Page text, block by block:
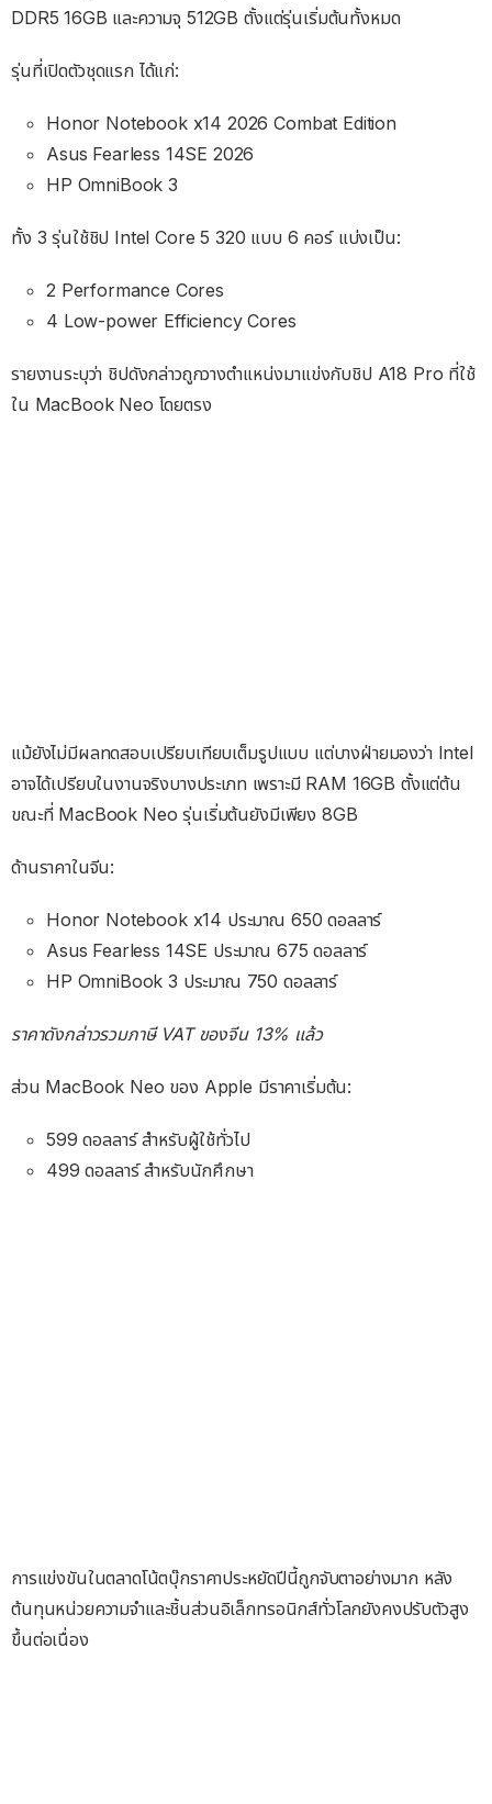
DDR5 16GB และความจุ 512GB ตั้งแต่รุ่นเริ่มต้นทั้งหมด
รุ่นที่เปิดตัวชุดแรก ได้แก่:
Honor Notebook x14 2026 Combat Edition
Asus Fearless 14SE 2026
HP OmniBook 3
ทั้ง 3 รุ่นใช้ชิป Intel Core 5 320 แบบ 6 คอร์ แบ่งเป็น:
2 Performance Cores
4 Low-power Efficiency Cores
รายงานระบุว่า ชิปดังกล่าวถูกวางตำแหน่งมาแข่งกับชิป A18 Pro ที่ใช้
ใน MacBook Neo โดยตรง
แม้ยังไม่มีผลทดสอบเปรียบเทียบเต็มรูปแบบ แต่บางฝ่ายมองว่า Intel
อาจได้เปรียบในงานจริงบางประเภท เพราะมี RAM 16GB ตั้งแต่ต้น
ขณะที่ MacBook Neo รุ่นเริ่มต้นยังมีเพียง 8GB
ด้านราคาในจีน:
Honor Notebook x14 ประมาณ 650 ดอลลาร์
Asus Fearless 14SE ประมาณ 675 ดอลลาร์
HP OmniBook 3 ประมาณ 750 ดอลลาร์
ราคาดังกล่าวรวมภาษี VAT ของจีน 13% แล้ว
ส่วน MacBook Neo ของ Apple มีราคาเริ่มต้น:
599 ดอลลาร์ สำหรับผู้ใช้ทั่วไป
499 ดอลลาร์ สำหรับนักศึกษา
การแข่งขันในตลาดโน้ตบุ๊กราคาประหยัดปีนี้ถูกจับตาอย่างมาก หลัง
ต้นทุนหน่วยความจำและชิ้นส่วนอิเล็กทรอนิกส์ทั่วโลกยังคงปรับตัวสูง
ขึ้นต่อเนื่อง